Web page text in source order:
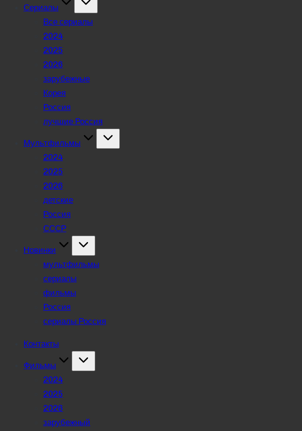
Сериалы
Все сериалы
2024
2025
2026
зарубежные
Корея
Россия
лучшие Россия
Мультфильмы
2024
2025
2026
детские
Россия
СССР
Новинки
мультфильмы
сериалы
фильмы
Россия
сериалы Россия
Контакты
Фильмы
2024
2025
2026
зарубежный